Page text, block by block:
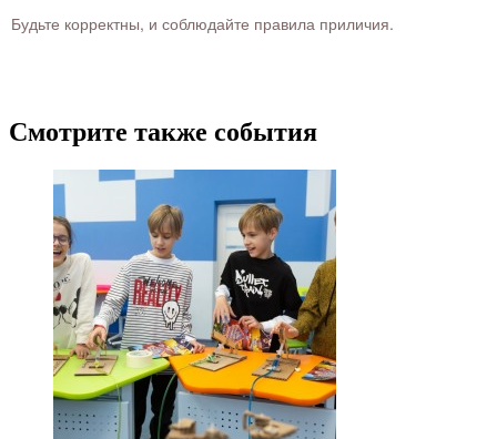
Будьте корректны, и соблюдайте правила приличия.
Смотрите также события